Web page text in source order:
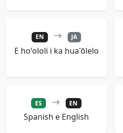
EN JA
E hoʻololi i ka hua'ōlelo
ES EN
Spanish e English